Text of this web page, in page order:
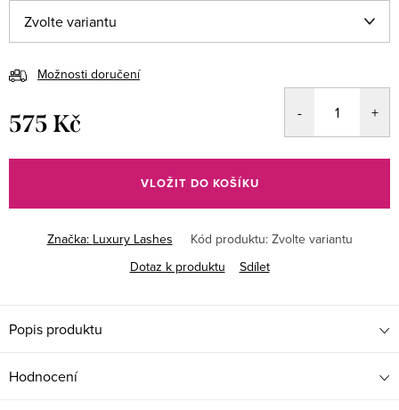
Možnosti doručení
575 Kč
cena:
VLOŽIT DO KOŠÍKU
Značka: Luxury Lashes Kód produktu: Zvolte variantu
Dotaz k produktu
Sdílet
Popis produktu
Hodnocení